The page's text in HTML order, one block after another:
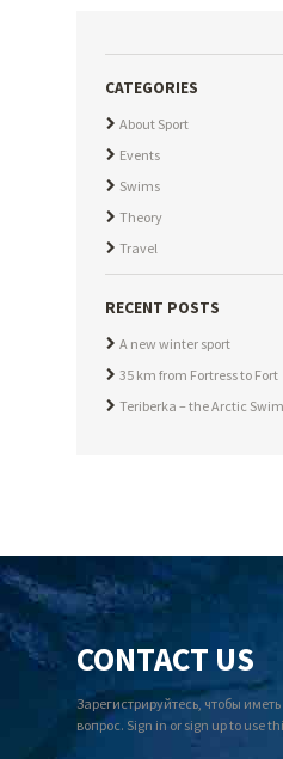
CATEGORIES
About Sport
Events
Swims
Theory
Travel
RECENT POSTS
A new winter sport
35 km from Fortress to Fort
Teriberka – the Arctic Swim
CONTACT US
Зарегистрируйтесь, чтобы
вопрос. Sign in or sign up to use